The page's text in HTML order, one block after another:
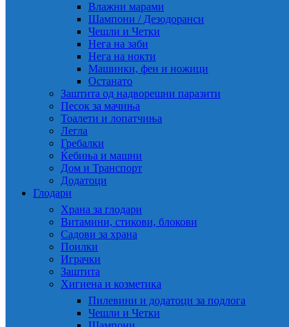
Влажни марами
Шампони / Дезодоранси
Чешли и Четки
Нега на заби
Нега на нокти
Машинки, фен и ножици
Останато
Заштита од надворешни паразити
Песок за мачиња
Тоалети и лопатчиња
Легла
Гребалки
Ќебиња и машни
Дом и Транспорт
Додатоци
Глодари
Храна за глодари
Витамини, стикови, блокови
Садови за храна
Поилки
Играчки
Заштита
Хигиена и козметика
Пилевини и додатоци за подлога
Чешли и Четки